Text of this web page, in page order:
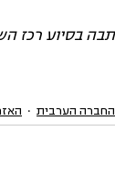
בסיוע רכז
החברה הערבית